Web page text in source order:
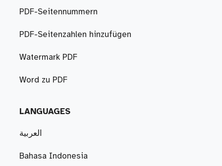
PDF-Seitennummern
PDF-Seitenzahlen hinzufügen
Watermark PDF
Word zu PDF
LANGUAGES
العربية
Bahasa Indonesia